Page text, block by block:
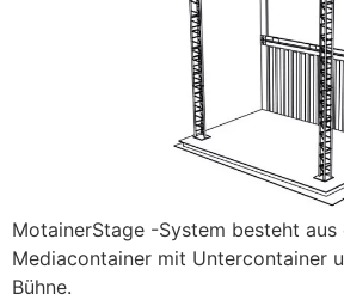
MotainerStage -System besteht aus
Mediacontainer mit Untercontainer
Bühne.